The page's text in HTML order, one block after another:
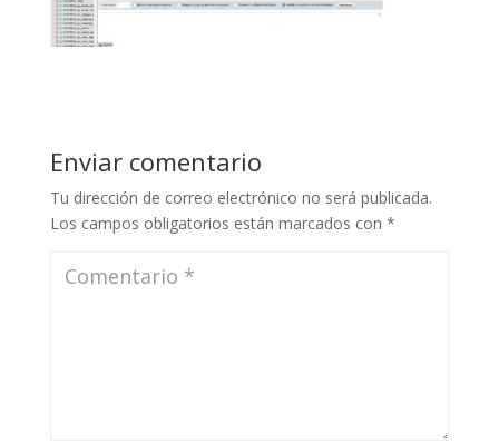
Enviar comentario
Tu dirección de correo electrónico no será publicada.
Los campos obligatorios están marcados con *